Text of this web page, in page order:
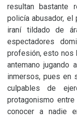
resultan bastante
policía abusador,
iraní tildado de
espectadores
profesión, esto nos
antemano
inmersos, pues en
culpables de
protagonismo
conocer a nadie